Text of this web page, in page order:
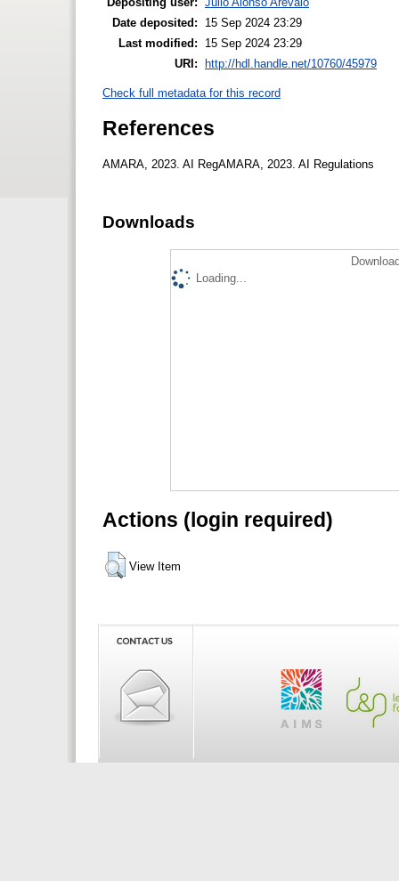
Date deposited:
15 Sep 2024 23:29
Last modified:
15 Sep 2024 23:29
URI:
http://hdl.handle.net/10760/45979
Check full metadata for this record
References
AMARA, 2023. AI RegAMARA, 2023. AI Regulations
Downloads
Loading...
Actions (login required)
View Item